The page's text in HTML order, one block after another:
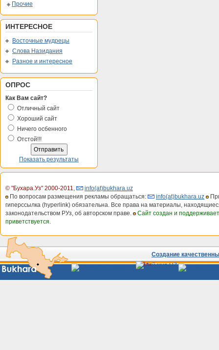
Прочие
ИНТЕРЕСНОЕ
Восточные мудрецы
Слова Назидания
Разное и интересное
ОПРОС
Как Вам сайт?
Отличный сайт
Хороший сайт
Ничего осбенного
Отстой!!!
Показать результаты
© "Бухара.Уз" 2000-2011,
info(at)bukhara.uz
По вопросам размещения рекламы обращаться:
info(at)bukhara.uz
гиперссылка (hyperlink) обязательна. Все права на материалы,
законодательством РУз, об авторском праве.
Сайт создан и
приветствуется.
Создание
Сайты
Узбекистана